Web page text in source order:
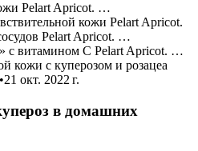
Pelart Apricot. …
кожи Pelart Apricot.
Pelart Apricot. …
с витамином C Pelart Apricot. …
кожи с куперозом и розацеа
окт. 2022 г.
в домашних